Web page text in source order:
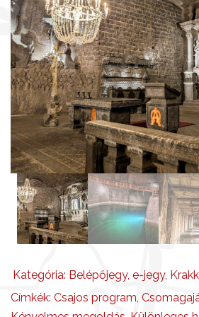
e
n
n
y
i
s
é
g
Kategória: Belépőjegy, e-jegy,
Címkék: Csajos program,